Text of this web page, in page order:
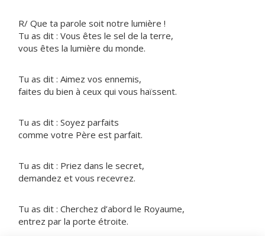
R/ Que ta parole soit notre lumière !
Tu as dit : Vous êtes le sel de la terre,
vous êtes la lumière du monde.
Tu as dit : Aimez vos ennemis,
faites du bien à ceux qui vous haïssent.
Tu as dit : Soyez parfaits
comme votre Père est parfait.
Tu as dit : Priez dans le secret,
demandez et vous recevrez.
Tu as dit : Cherchez d’abord le Royaume,
entrez par la porte étroite.